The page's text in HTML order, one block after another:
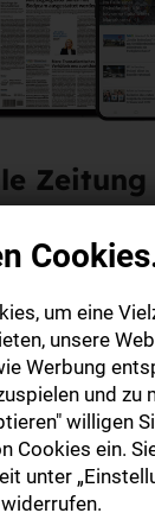
Zeitung
der StN-App
Ausgabe als E-
endet
um eine
unsere
Werbung
und zu
willigen
Cookies ein.
unter